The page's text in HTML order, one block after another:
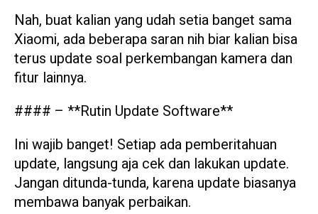
Nah, buat kalian yang udah setia banget sama
Xiaomi, ada beberapa saran nih biar kalian bisa
terus update soal perkembangan kamera dan
fitur lainnya.
#### – **Rutin Update Software**
Ini wajib banget! Setiap ada pemberitahuan
update, langsung aja cek dan lakukan update.
Jangan ditunda-tunda, karena update biasanya
membawa banyak perbaikan.